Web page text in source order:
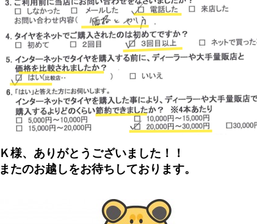
Ｋ様、ありがとうございました！！
またのお越しをお待ちしております。